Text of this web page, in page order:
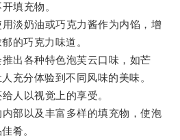
填充物。
奶油或巧克力酱作为内馅，增
的巧克力味道。
各种特色泡芙云口味，如芒
充分体验到不同风味的美味。
以视觉上的享受。
以及丰富多样的填充物，使泡
肴。